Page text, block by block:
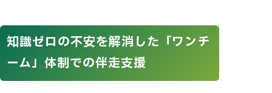
知識ゼロの不安を解消した「ワンチ
ーム」体制での伴走支援